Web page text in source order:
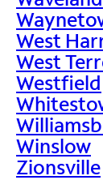
West
West
Westfield
Winslow
Zionsville